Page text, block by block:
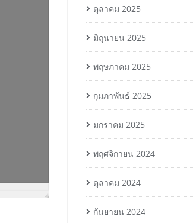
ตุลาคม 2025
มิถุนายน 2025
พฤษภาคม 2025
กุมภาพันธ์ 2025
มกราคม 2025
พฤศจิกายน 2024
ตุลาคม 2024
กันยายน 2024